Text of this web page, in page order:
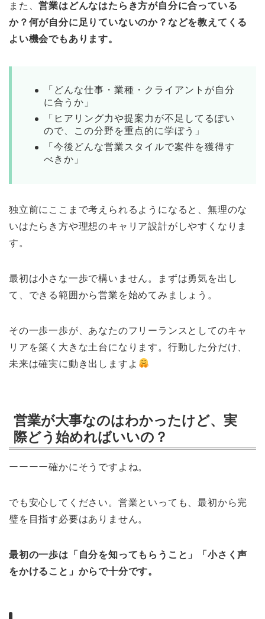
また、営業はどんなはたらき方が自分に合っている
か？何が自分に足りていないのか？などを教えてくる
よい機会でもあります。
「どんな仕事・業種・クライアントが自分
に合うか」
「ヒアリング力や提案力が不足してるぽい
ので、この分野を重点的に学ぼう」
「今後どんな営業スタイルで案件を獲得す
べきか」
独立前にここまで考えられるようになると、無理のな
いはたらき方や理想のキャリア設計がしやすくなりま
す。
最初は小さな一歩で構いません。まずは勇気を出し
て、できる範囲から営業を始めてみましょう。
その一歩一歩が、あなたのフリーランスとしてのキャ
リアを築く大きな土台になります。行動した分だけ、
未来は確実に動き出しますよ
営業が大事なのはわかったけど、実
際どう始めればいいの？
ーーーー確かにそうですよね。
でも安心してください。営業といっても、最初から完
璧を目指す必要はありません。
最初の一歩は「自分を知ってもらうこと」「小さく声
をかけること」からで十分です。